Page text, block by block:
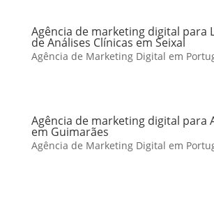
Agência de marketing digital para
de Análises Clínicas em Seixal
Agência de Marketing Digital em
Agência de marketing digital para
em Guimarães
Agência de Marketing Digital em